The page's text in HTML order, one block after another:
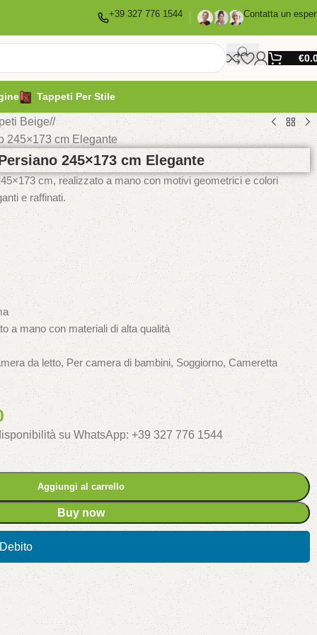
+39 327 776 1544 Contatta un
€
Tappeti Per Stile
Beige/
245×173 cm Elegante
245×173 cm Elegante
cm, realizzato a mano con motivi geometrici e colori
e raffinati.
a mano con materiali di alta qualità
da letto, Per camera di bambini, Soggiorno, Cameretta
su WhatsApp: +39 327 776 1544
Aggiungi al carrello
Buy now